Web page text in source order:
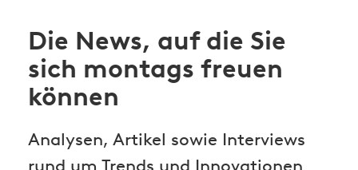
Die News, auf die Sie
sich montags freuen
können
Analysen, Artikel sowie Interviews
rund um Trends und Innovationen